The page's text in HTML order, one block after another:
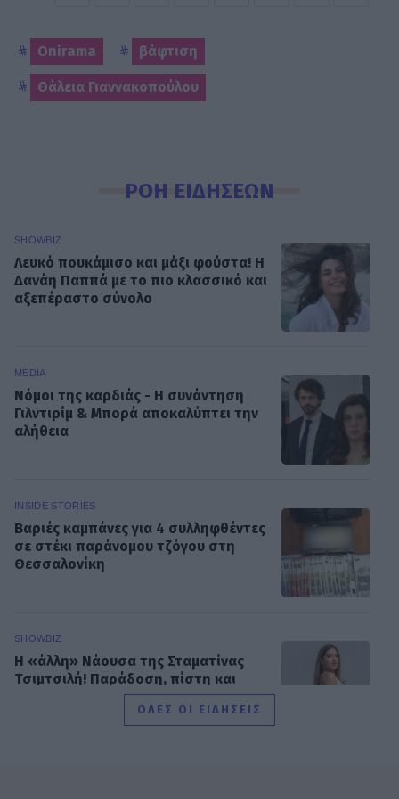
Onirama βάφτιση
Θάλεια Γιαννακοπούλου
ΡΟΗ ΕΙΔΗΣΕΩΝ
SHOWBIZ
Λευκό πουκάμισο και μάξι φούστα! Η
Δανάη Παππά με το πιο κλασσικό και
αξεπέραστο σύνολο
MEDIA
Νόμοι της καρδιάς - Η συνάντηση
Γιλντιρίμ & Μπορά αποκαλύπτει την
αλήθεια
INSIDE STORIES
Βαριές καμπάνες για 4 συλληφθέντες
σε στέκι παράνομου τζόγου στη
Θεσσαλονίκη
SHOWBIZ
Η «άλλη» Νάουσα της Σταματίνας
Τσιμτσιλή! Παράδοση, πίστη και
ξεχωριστές στιγμές στην Πάρο
ΟΛΕΣ ΟΙ ΕΙΔΗΣΕΙΣ